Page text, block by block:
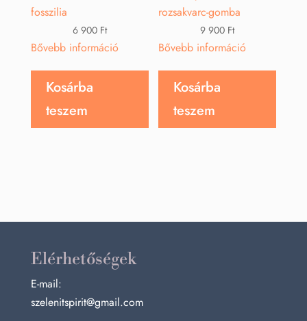
6 900 Ft
Bővebb információ
Kosárba
teszem
9 900 Ft
Bővebb információ
Kosárba
teszem
Elérhetőségek
E-mail:
szelenitspirit@gmail.com